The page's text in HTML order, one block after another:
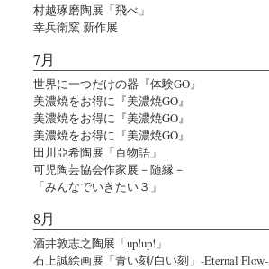
村越琢磨陶展「飛べ」
幸兵衛窯 新作展
7月
世界に一つだけの器『体験GO』
美濃焼をお得に『美濃焼GO』
美濃焼をお得に『美濃焼GO』
美濃焼をお得に『美濃焼GO』
田川亞希陶展「百物語」
可児陶芸協会作家展－随縁－
「みんなでいきたい３」
8月
酒井敦志之陶展「up!up!」
石上誠絵画展「青い刻/白い刻」-Eternal Flow-